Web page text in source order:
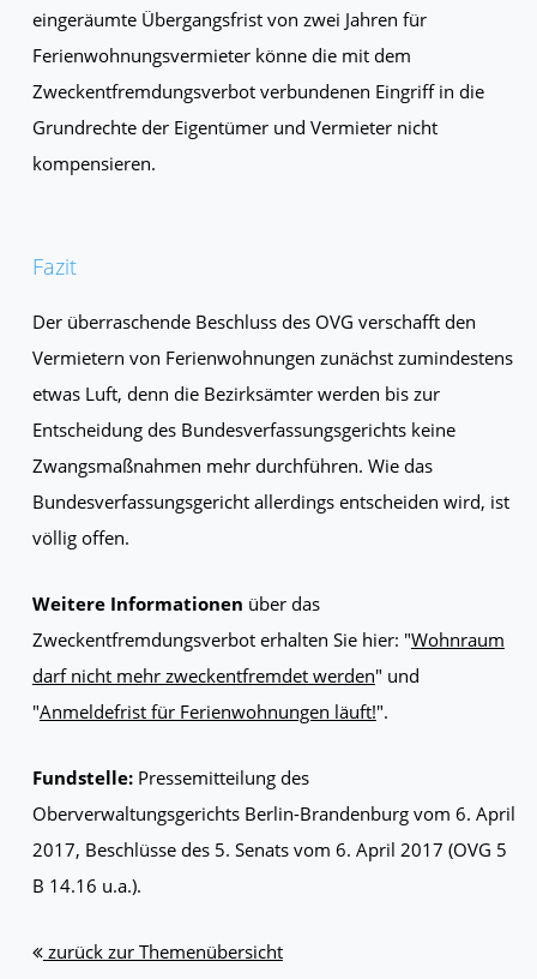
eingeräumte Übergangsfrist von zwei Jahren für
Ferienwohnungsvermieter könne die mit dem
Zweckentfremdungsverbot verbundenen Eingriff in die
Grundrechte der Eigentümer und Vermieter nicht
kompensieren.
Fazit
Der überraschende Beschluss des OVG verschafft den
Vermietern von Ferienwohnungen zunächst zumindestens
etwas Luft, denn die Bezirksämter werden bis zur
Entscheidung des Bundesverfassungsgerichts keine
Zwangsmaßnahmen mehr durchführen. Wie das
Bundesverfassungsgericht allerdings entscheiden wird, ist
völlig offen.
Weitere Informationen über das
Zweckentfremdungsverbot erhalten Sie hier: "Wohnraum
darf nicht mehr zweckentfremdet werden" und
"Anmeldefrist für Ferienwohnungen läuft!".
Fundstelle:Pressemitteilung des
Oberverwaltungsgerichts Berlin-Brandenburg vom 6. April
2017, Beschlüsse des 5. Senats vom 6. April 2017 (OVG 5
B 14.16 u.a.).
zurück zur Themenübersicht